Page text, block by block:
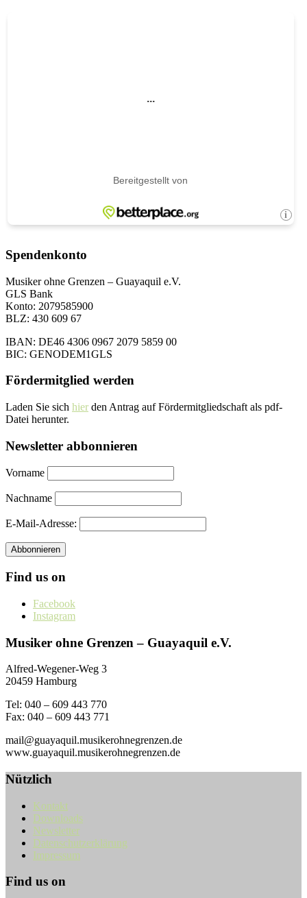
Spendenkonto
Musiker ohne Grenzen – Guayaquil e.V.
GLS Bank
Konto: 2079585900
BLZ: 430 609 67
IBAN: DE46 4306 0967 2079 5859 00
BIC: GENODEM1GLS
Fördermitglied werden
Laden Sie sich hier den Antrag auf Fördermitgliedschaft als pdf-
Datei herunter.
Newsletter abbonnieren
Vorname
Nachname
E-Mail-Adresse:
Find us on
Facebook
Instagram
Musiker ohne Grenzen – Guayaquil e.V.
Alfred-Wegener-Weg 3
20459 Hamburg
Tel: 040 – 609 443 770
Fax: 040 – 609 443 771
mail@guayaquil.musikerohnegrenzen.de
www.guayaquil.musikerohnegrenzen.de
Nützlich
Kontakt
Downloads
Newsletter
Datenschutzerklärung
Impressum
Find us on